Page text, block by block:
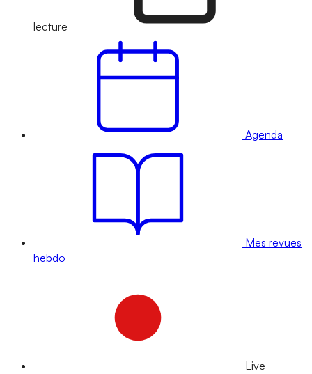
lecture
Agenda
Mes revues
hebdo
Live